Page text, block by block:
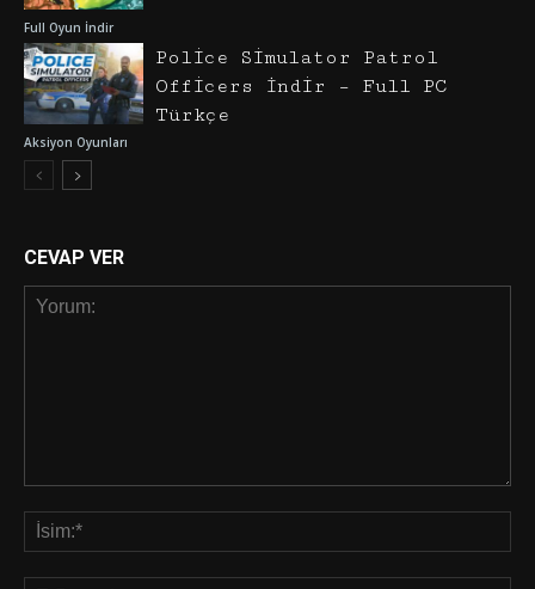
Full Oyun İndir
Aksiyon Oyunları
Police Simulator Patrol
Officers İndir – Full PC
Türkçe
CEVAP VER